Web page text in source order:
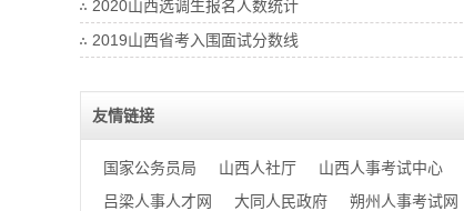
2020山西选调生报名人数统计
2019山西省考入围面试分数线
友情链接
国家公务员局 山西人社厅 山西人事考试中心
吕梁人事人才网
大同人民政府 朔州人事考试网